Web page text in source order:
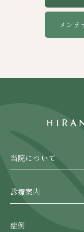
メンテ
当院について
診療案内
症例